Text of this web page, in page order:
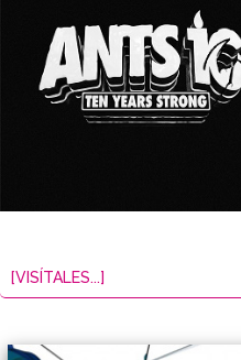
[VISÍTALES...]